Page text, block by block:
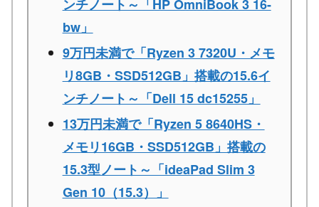
ンチノート～「HP OmniBook 3 16-
bw」
9万円未満で「Ryzen 3 7320U・メモ
リ8GB・SSD512GB」搭載の15.6イ
ンチノート～「Dell 15 dc15255」
13万円未満で「Ryzen 5 8640HS・
メモリ16GB・SSD512GB」搭載の
15.3型ノート～「ideaPad Slim 3
Gen 10（15.3）」